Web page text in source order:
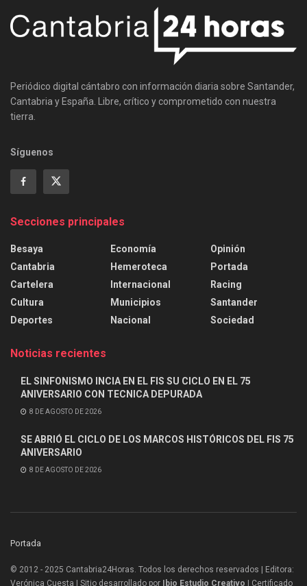
Periódico digital cántabro con información diaria sobre Santander,
Cantabria y España. Libre, crítico y comprometido con nuestra
tierra.
Síguenos
Secciones principales
Besaya
Cantabria
Cartelera
Cultura
Deportes
Economía
Hemeroteca
Internacional
Municipios
Nacional
Opinión
Portada
Racing
Santander
Sociedad
Noticias recientes
EL SINFONISMO INCIA EN EL FIS SU CICLO EN EL 75
ANIVERSARIO CON TECNICA DEPURADA
8 DE AGOSTO DE 2026
SE ABRIÓ EL CICLO DE LOS MARCOS HISTÓRICOS DEL FIS 75
ANIVERSARIO
8 DE AGOSTO DE 2026
Portada
© 2012 - 2025 Cantabria24Horas. Todos los derechos reservados | Editora:
Verónica Cuesta | Sitio desarrollado por
Ibio Estudio Creativo | Certificado